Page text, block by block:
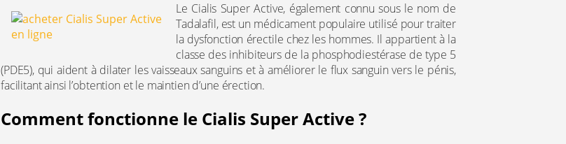
Le Cialis Super Active, également connu sous le nom de
Tadalafil, est un médicament populaire utilisé pour traiter
la dysfonction érectile chez les hommes. Il appartient à la
classe des inhibiteurs de la phosphodiestérase de type 5
(PDE5), qui aident à dilater les vaisseaux sanguins et à améliorer le flux sanguin vers le pénis,
facilitant ainsi l’obtention et le maintien d’une érection.
Comment fonctionne le Cialis Super Active ?